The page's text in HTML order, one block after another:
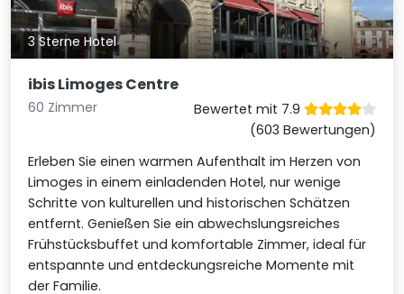
3 Sterne Hotel
ibis Limoges Centre
60 Zimmer
Bewertet mit 7.9
(603 Bewertungen)
Erleben Sie einen warmen Aufenthalt im Herzen von
Limoges in einem einladenden Hotel, nur wenige
Schritte von kulturellen und historischen Schätzen
entfernt. Genießen Sie ein abwechslungsreiches
Frühstücksbuffet und komfortable Zimmer, ideal für
entspannte und entdeckungsreiche Momente mit
der Familie.